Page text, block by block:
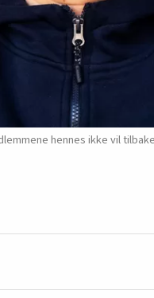
hennes ikke vil